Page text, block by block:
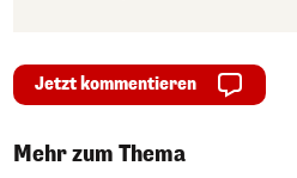
Jetzt kommentieren
Mehr zum Thema